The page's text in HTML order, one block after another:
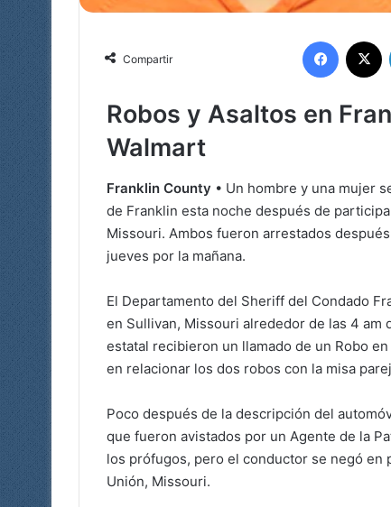
Compartir
Facebook
Robos y Asaltos en
Walmart
Franklin County • Un hombre y una mujer
de Franklin esta noche después de
Missouri. Ambos fueron arrestados
jueves por la mañana.
El Departamento del Sheriff del Condado
en Sullivan, Missouri alrededor de las 4 am
estatal recibieron un llamado de un Robo
en relacionar los dos robos con la misa
Poco después de la descripción del
que fueron avistados por un Agente de la
los prófugos, pero el conductor se negó en
Unión, Missouri.